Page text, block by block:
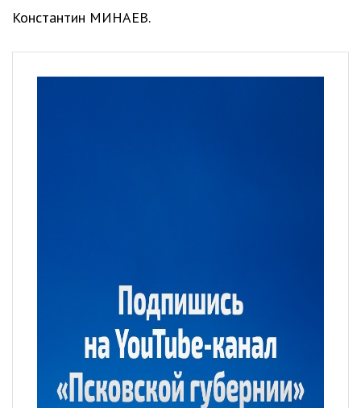
Константин МИНАЕВ.